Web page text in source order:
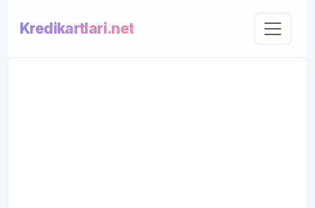
Kredikartlari.net